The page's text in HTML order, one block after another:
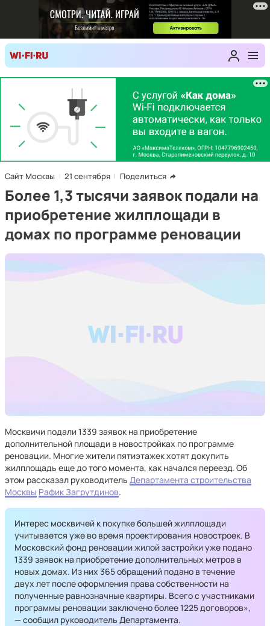
Сайт Москвы 21 сентября Поделиться
Более 1,3 тысячи заявок подали на
приобретение жилплощади в
домах по программе реновации
Москвичи подали 1339 заявок на приобретение
дополнительной площади в новостройках по программе
реновации. Многие жители пятиэтажек хотят докупить
жилплощадь еще до того момента, как начался переезд. Об
этом рассказал руководитель Департамента строительства
Москвы Рафик Загрутдинов.
Интерес москвичей к покупке большей жилплощади
учитывается уже во время проектирования новостроек. В
Московский фонд реновации жилой застройки уже подано
1339 заявок на приобретение дополнительных метров в
новых домах. Из них 365 обращений подано в течение
двух лет после оформления права собственности на
полученные равнозначные квартиры. Всего с участниками
программы реновации заключено более 1225 договоров»,
— сообщил руководитель Департамента.